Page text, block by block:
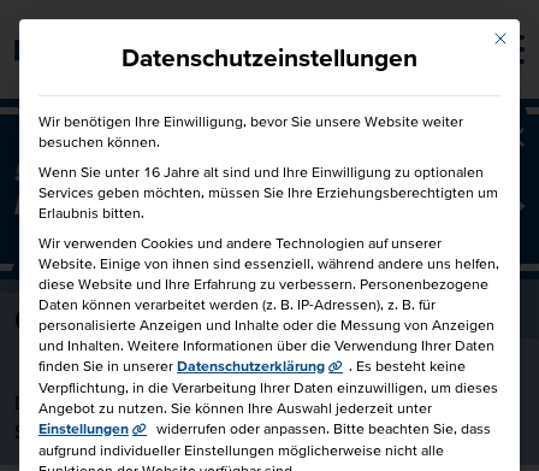
Barrierefrei
50€ für Dich und 50€ für einen
Freund!
Freunde werben Freunde
Christiane Petersen
Dozentin bei der HKBiS Handelskammer Hamburg Bildungs-
Service gemeinnützige GmbH
Mit
Datenschutzeinstellungen
Wir benötigen Ihre Einwilligung, bevor Sie unsere Website weiter
besuchen können.
Wenn Sie unter 16 Jahre alt sind und Ihre Einwilligung zu optionalen
Services geben möchten, müssen Sie Ihre Erziehungsberechtigten um
Erlaubnis bitten.
Wir verwenden Cookies und andere Technologien auf unserer
Website. Einige von ihnen sind essenziell, während andere uns helfen,
diese Website und Ihre Erfahrung zu verbessern. Personenbezogene
Daten können verarbeitet werden (z. B. IP-Adressen), z. B. für
personalisierte Anzeigen und Inhalte oder die Messung von Anzeigen
und Inhalten. Weitere Informationen über die Verwendung Ihrer Daten
finden Sie in unserer Datenschutzerklärung . Es besteht keine
Verpflichtung, in die Verarbeitung Ihrer Daten einzuwilligen, um dieses
Angebot zu nutzen. Sie können Ihre Auswahl jederzeit unter
Einstellungen
widerrufen oder anpassen. Bitte beachten Sie, dass
aufgrund individueller Einstellungen möglicherweise nicht alle